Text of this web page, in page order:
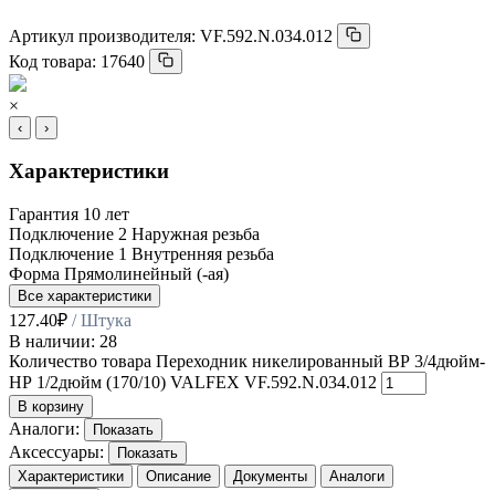
Артикул производителя: VF.592.N.034.012
Код товара: 17640
×
‹ ›
Характеристики
Гарантия 10 лет
Подключение 2 Наружная резьба
Подключение 1 Внутренняя резьба
Форма Прямолинейный (-ая)
Все характеристики
127.40₽ / Штука
В наличии: 28
Количество товара Переходник никелированный ВР 3/4дюйм-
НР 1/2дюйм (170/10) VALFEX VF.592.N.034.012
В корзину
Аналоги: Показать
Аксессуары:
Показать
Характеристики
Описание Документы
Аналоги